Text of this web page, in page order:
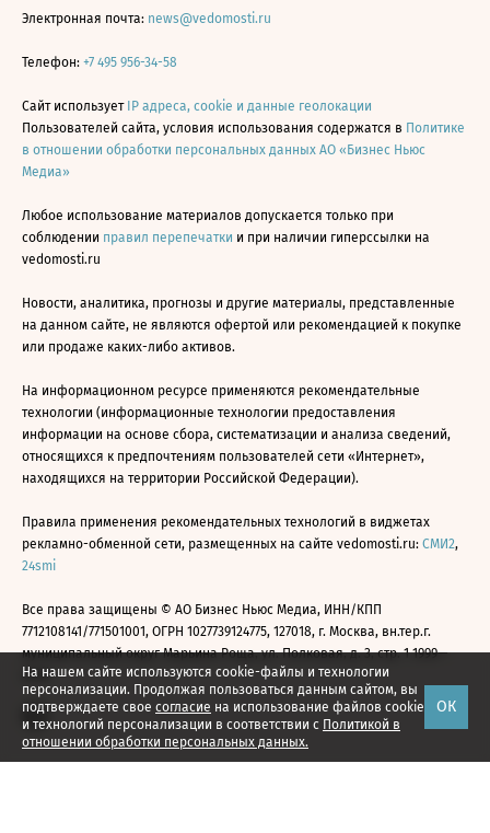
На нашем сайте используются cookie-файлы и технологии
персонализации. Продолжая пользоваться данным сайтом, вы
подтверждаете свое согласие на использование файлов cookie
и технологий персонализации в соответствии с Политикой в
отношении обработки персональных данных.
ОК
Электронная почта: news@vedomosti.ru
Телефон: +7 495 956-34-58
Сайт использует IP адреса, cookie и данные геолокации
Пользователей сайта, условия использования содержатся в Политике
в отношении обработки персональных данных АО «Бизнес Ньюс
Медиа»
Любое использование материалов допускается только при
соблюдении правил перепечатки и при наличии гиперссылки на
vedomosti.ru
Новости, аналитика, прогнозы и другие материалы, представленные
на данном сайте, не являются офертой или рекомендацией к покупке
или продаже каких-либо активов.
На информационном ресурсе применяются рекомендательные
технологии (информационные технологии предоставления
информации на основе сбора, систематизации и анализа сведений,
относящихся к предпочтениям пользователей сети «Интернет»,
находящихся на территории Российской Федерации).
Правила применения рекомендательных технологий в виджетах
рекламно-обменной сети, размещенных на сайте vedomosti.ru: СМИ2,
24smi
Все права защищены © АО Бизнес Ньюс Медиа, ИНН/КПП
7712108141/771501001, ОГРН 1027739124775, 127018, г. Москва, вн.тер.г.
муниципальный округ Марьина Роща, ул. Полковая, д. 3, стр. 1 1999—
2026